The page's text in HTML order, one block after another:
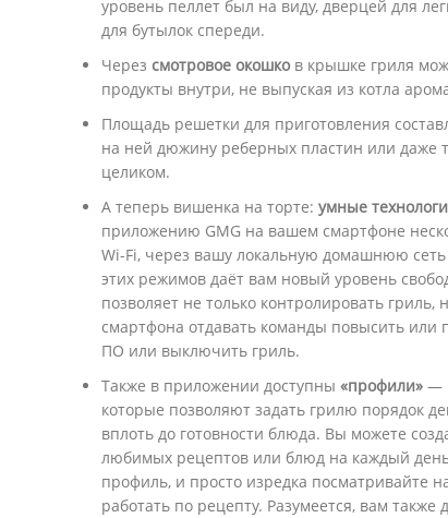
уровень пеллет был на виду, дверцей для
для бутылок спереди.
Через смотровое окошков крышке гриля
продукты внутри, не выпуская из котла
Площадь решетки для приготовления
на ней дюжину реберных пластин или даже
целиком.
А теперь вишенка на торте: умные
приложению GMG на вашем смартфоне
Wi-Fi, через вашу локальную домашнюю
этих режимов даёт вам новый уровень
позволяет не только контролировать гриль,
смартфона отдавать команды повысить или
ПО или выключить гриль.
Также в приложении доступны «профили» —
которые позволяют задать грилю порядок
вплоть до готовности блюда. Вы можете
любимых рецептов или блюд на каждый
профиль, и просто изредка посматривайте
работать по рецепту. Разумеется, вам